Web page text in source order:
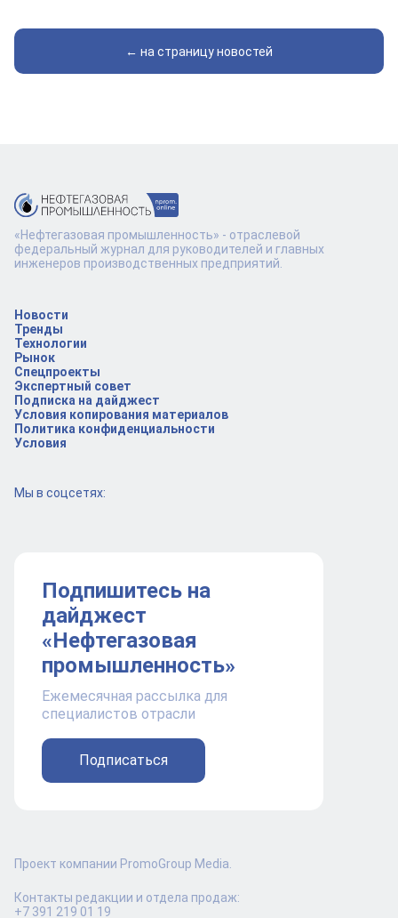
← на страницу новостей
Новости
Тренды
Технологии
Рынок
Спецпроекты
Экспертный совет
Подписка на дайджест
Условия копирования материалов
Политика конфиденциальности
Условия
Мы в соцсетях:
Подпишитесь на
дайджест
«Нефтегазовая
промышленность»
Ежемесячная рассылка для
специалистов отрасли
Подписаться
«Нефтегазовая промышленность» - отраслевой
федеральный журнал для руководителей и главных
инженеров производственных предприятий.
Проект компании PromoGroup Media.
Контакты редакции и отдела продаж:
+7 391 219 01 19